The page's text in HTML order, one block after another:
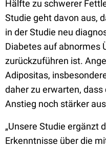
Hälfte zu schwerer
Studie geht davon aus,
in der Studie neu
Diabetes auf abnormes
zurückzuführen ist.
Adipositas,
daher zu erwarten,
Anstieg noch stärker
„Unsere Studie ergänzt
Erkenntnisse über die